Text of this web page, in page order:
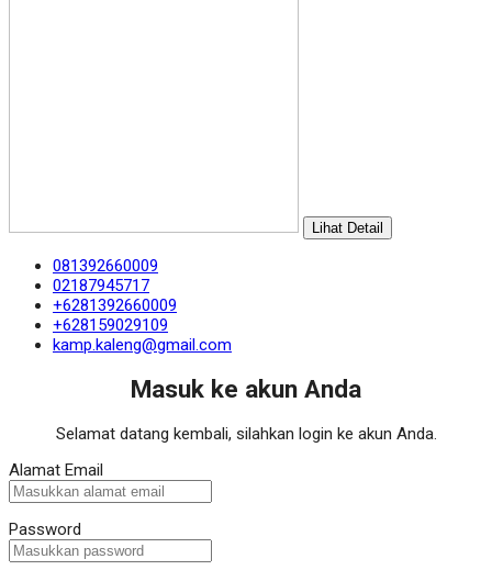
Lihat Detail
081392660009
02187945717
+6281392660009
+628159029109
kamp.kaleng@gmail.com
Masuk ke akun Anda
Selamat datang kembali, silahkan login ke akun Anda.
Alamat Email
Password